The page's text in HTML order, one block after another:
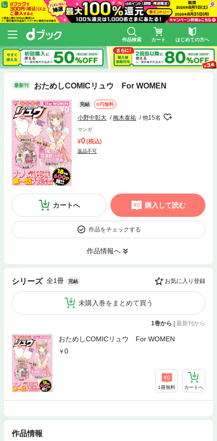
作品検索 カート はじめての方へ
最新刊 おためしCOMICリュウ For WOMEN
完結 0円無料
小野中彰大 梅木泰祐 他15名
マンガ
0(税込)
返品不可
カートへ 購入して読む
作品をチェックする
作品情報へ
シリーズ 全1冊 完結 お気に入り登録
未購入巻をまとめて買う
1巻から | 最新刊から
おためしCOMICリュウ For WOMEN
0
1冊無料 カートへ
作品情報